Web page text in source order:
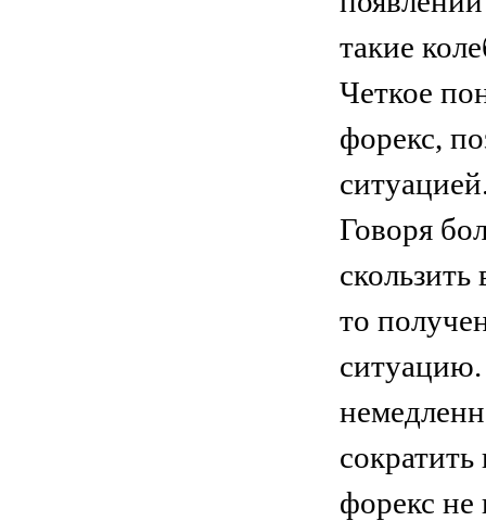
такие
Четкое
форекс,
Говоря
то
ситуацию.
форекс не